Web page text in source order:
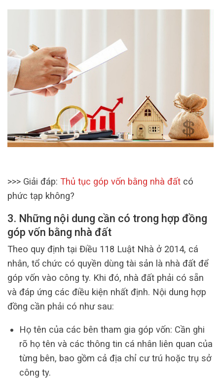
>>> Giải đáp: Thủ tục góp vốn bằng nhà đất có
phức tạp không?
3. Những nội dung cần có trong hợp đồng
góp vốn bằng nhà đất
Theo quy định tại Điều 118 Luật Nhà ở 2014, cá
nhân, tổ chức có quyền dùng tài sản là nhà đất để
góp vốn vào công ty. Khi đó, nhà đất phải có sẵn
và đáp ứng các điều kiện nhất định. Nội dung hợp
đồng cần phải có như sau:
Họ tên của các bên tham gia góp vốn: Cần ghi
rõ họ tên và các thông tin cá nhân liên quan của
từng bên, bao gồm cả địa chỉ cư trú hoặc trụ sở
công ty.